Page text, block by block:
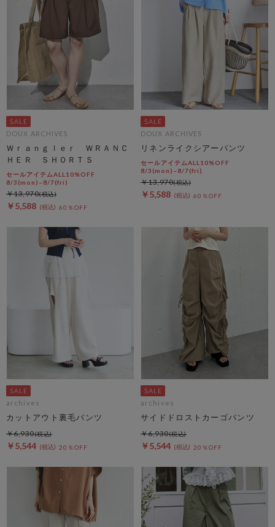
DOUX ARCHIVES
Ｗｒａｎｇｌｅｒ ＷＲＡＮＣ
ＨＥＲ ＳＨＯＲＴＳ
セールアイテムALL10%OFF
8/3(mon)~8/7(fri)
￥5,588 60％OFF
￥13,970
DOUX ARCHIVES
リネンライクシアーパンツ
セールアイテムALL10%OFF
8/3(mon)~8/7(fri)
￥5,588 60％OFF
￥13,970
archives
カットアウト裏毛パンツ
￥5,544 20％OFF
￥6,930
archives
サイドドロストカーゴパンツ
￥5,544 20％OFF
￥6,930